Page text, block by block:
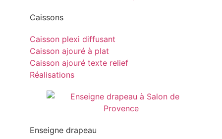
Caissons
Caisson plexi diffusant
Caisson ajouré à plat
Caisson ajouré texte relief
Réalisations
Enseigne drapeau